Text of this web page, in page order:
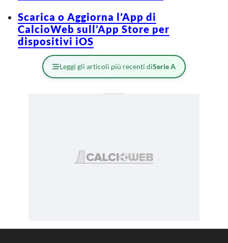
Scarica o Aggiorna l’App di
CalcioWeb sull’App Store per
dispositivi iOS
Leggi gli articoli più recenti diSerie A